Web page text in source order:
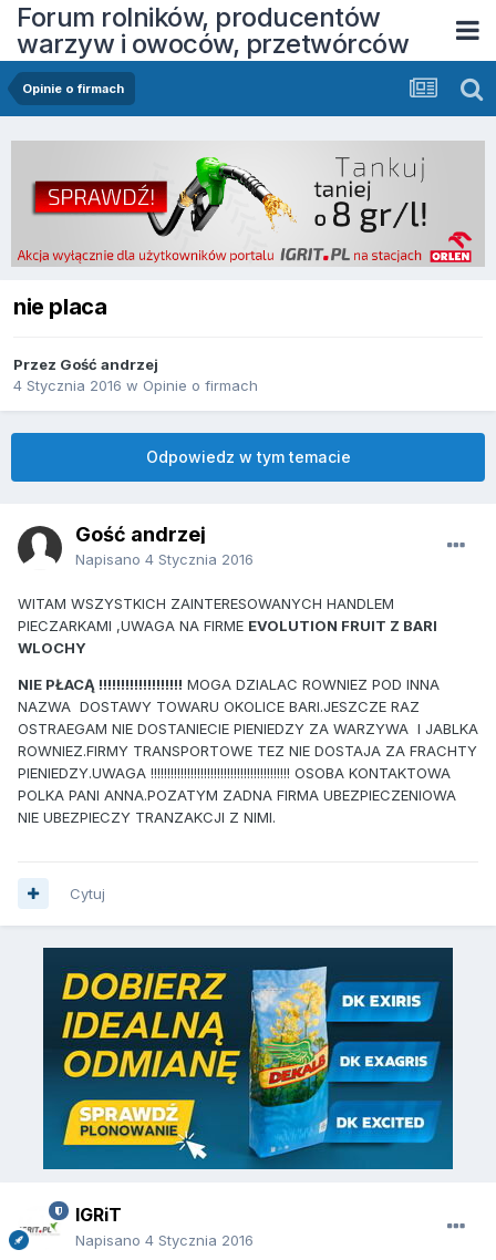
Forum rolników, producentów
warzyw i owoców, przetwórców
Opinie o firmach
nie placa
Przez Gość andrzej
4 Stycznia 2016 w Opinie o firmach
Odpowiedz w tym temacie
Gość andrzej
Napisano 4 Stycznia 2016
WITAM WSZYSTKICH ZAINTERESOWANYCH HANDLEM
PIECZARKAMI ,UWAGA NA FIRME EVOLUTION FRUIT Z BARI
WLOCHY
NIE PŁACĄ !!!!!!!!!!!!!!!!!!! MOGA DZIALAC ROWNIEZ POD INNA
NAZWA DOSTAWY TOWARU OKOLICE BARI.JESZCZE RAZ
OSTRAEGAM NIE DOSTANIECIE PIENIEDZY ZA WARZYWA I JABLKA
ROWNIEZ.FIRMY TRANSPORTOWE TEZ NIE DOSTAJA ZA FRACHTY
PIENIEDZY.UWAGA !!!!!!!!!!!!!!!!!!!!!!!!!!!!!!!!!!!!!!!!!! OSOBA KONTAKTOWA
POLKA PANI ANNA.POZATYM ZADNA FIRMA UBEZPIECZENIOWA
NIE UBEZPIECZY TRANZAKCJI Z NIMI.
Cytuj
IGRiT
Napisano 4 Stycznia 2016